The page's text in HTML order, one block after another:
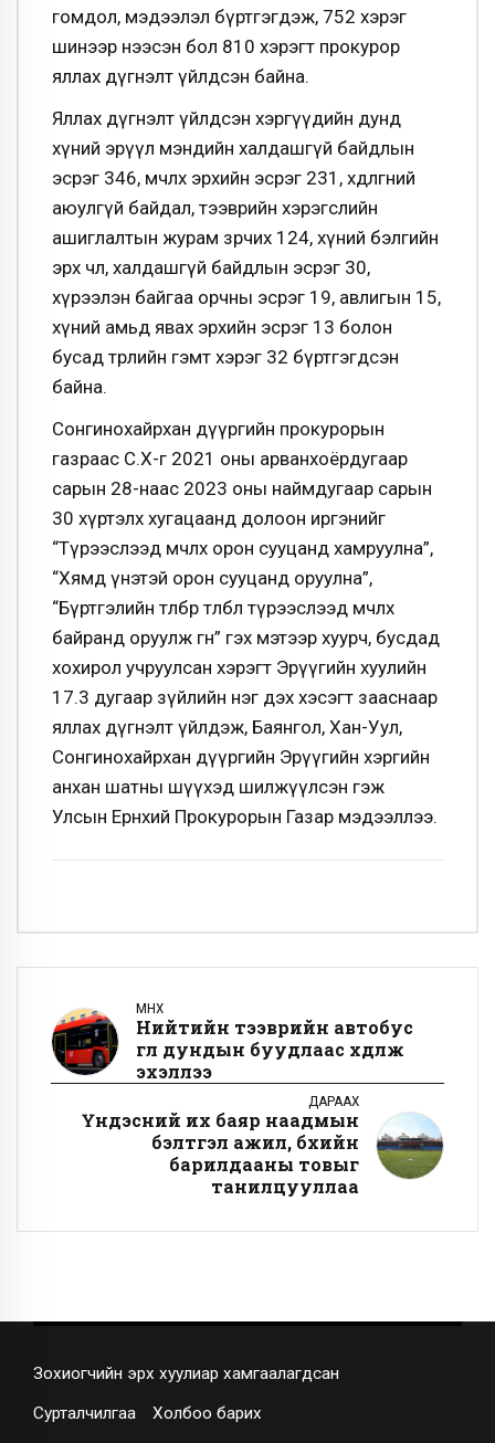
гомдол, мэдээлэл бүртгэгдэж, 752 хэрэг
шинээр нээсэн бол 810 хэрэгт прокурор
яллах дүгнэлт үйлдсэн байна.
Яллах дүгнэлт үйлдсэн хэргүүдийн дунд
хүний эрүүл мэндийн халдашгүй байдлын
эсрэг 346, өмчлөх эрхийн эсрэг 231, хөдөлгөөний
аюулгүй байдал, тээврийн хэрэгслийн
ашиглалтын журам зөрчих 124, хүний бэлгийн
эрх чөлөө, халдашгүй байдлын эсрэг 30,
хүрээлэн байгаа орчны эсрэг 19, авлигын 15,
хүний амьд явах эрхийн эсрэг 13 болон
бусад төрлийн гэмт хэрэг 32 бүртгэгдсэн
байна.
Сонгинохайрхан дүүргийн прокурорын
газраас С.Х-г 2021 оны арванхоёрдугаар
сарын 28-наас 2023 оны наймдугаар сарын
30 хүртэлх хугацаанд долоон иргэнийг
“Түрээслээд өмчлөх орон сууцанд хамруулна”,
“Хямд үнэтэй орон сууцанд оруулна”,
“Бүртгэлийн төлбөр төлбөл түрээслээд өмчлөх
байранд оруулж өгнө” гэх мэтээр хуурч, бусдад
хохирол учруулсан хэрэгт Эрүүгийн хуулийн
17.3 дугаар зүйлийн нэг дэх хэсэгт зааснаар
яллах дүгнэлт үйлдэж, Баянгол, Хан-Уул,
Сонгинохайрхан дүүргийн Эрүүгийн хэргийн
анхан шатны шүүхэд шилжүүлсэн гэж
Улсын Ерөнхий Прокурорын Газар мэдээллээ.
ӨМНӨХ
Нийтийн тээврийн автобус
өглөө дундын буудлаас хөдөлж
эхэллээ
ДАРААХ
Үндэсний их баяр наадмын
бэлтгэл ажил, бөхийн
барилдааны товыг
танилцууллаа
Зохиогчийн эрх хуулиар хамгаалагдсан
Сурталчилгаа Холбоо барих